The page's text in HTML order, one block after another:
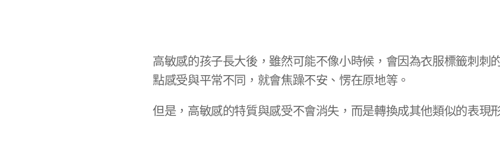
高敏感的孩子長大後，雖然可能不像小時候，會因為衣服標籤刺刺
點感受與平常不同，就會焦躁不安、愣在原地等。
但是，高敏感的特質與感受不會消失，而是轉換成其他類似的表現